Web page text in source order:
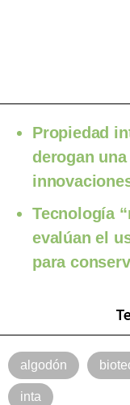
Propiedad
derogan
Tecnología
evalúan el
para
algodón
inta